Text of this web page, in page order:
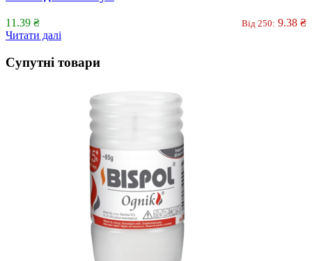
11.39 ₴ Від 250: 9.38 ₴
Читати далі
Супутні товари